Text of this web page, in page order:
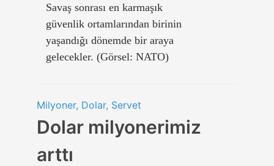
Savaş sonrası en karmaşık
güvenlik ortamlarından birinin
yaşandığı dönemde bir araya
gelecekler. (Görsel: NATO)
Milyoner, Dolar, Servet
Dolar milyonerimiz
arttı